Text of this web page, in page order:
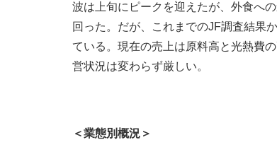
波は上旬にピークを迎えたが、外食へ
回った。だが、これまでのJF調査結果
ている。現在の売上は原料高と光熱費
営状況は変わらず厳しい。
＜業態別概況＞